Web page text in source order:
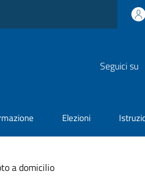
Seguici su
Elezioni
a domicilio